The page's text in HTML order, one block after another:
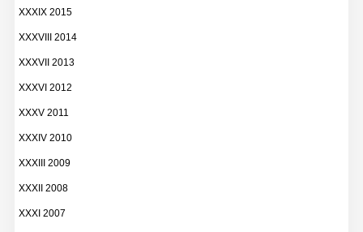
XXXIX 2015
XXXVIII 2014
XXXVII 2013
XXXVI 2012
XXXV 2011
XXXIV 2010
XXXIII 2009
XXXII 2008
XXXI 2007